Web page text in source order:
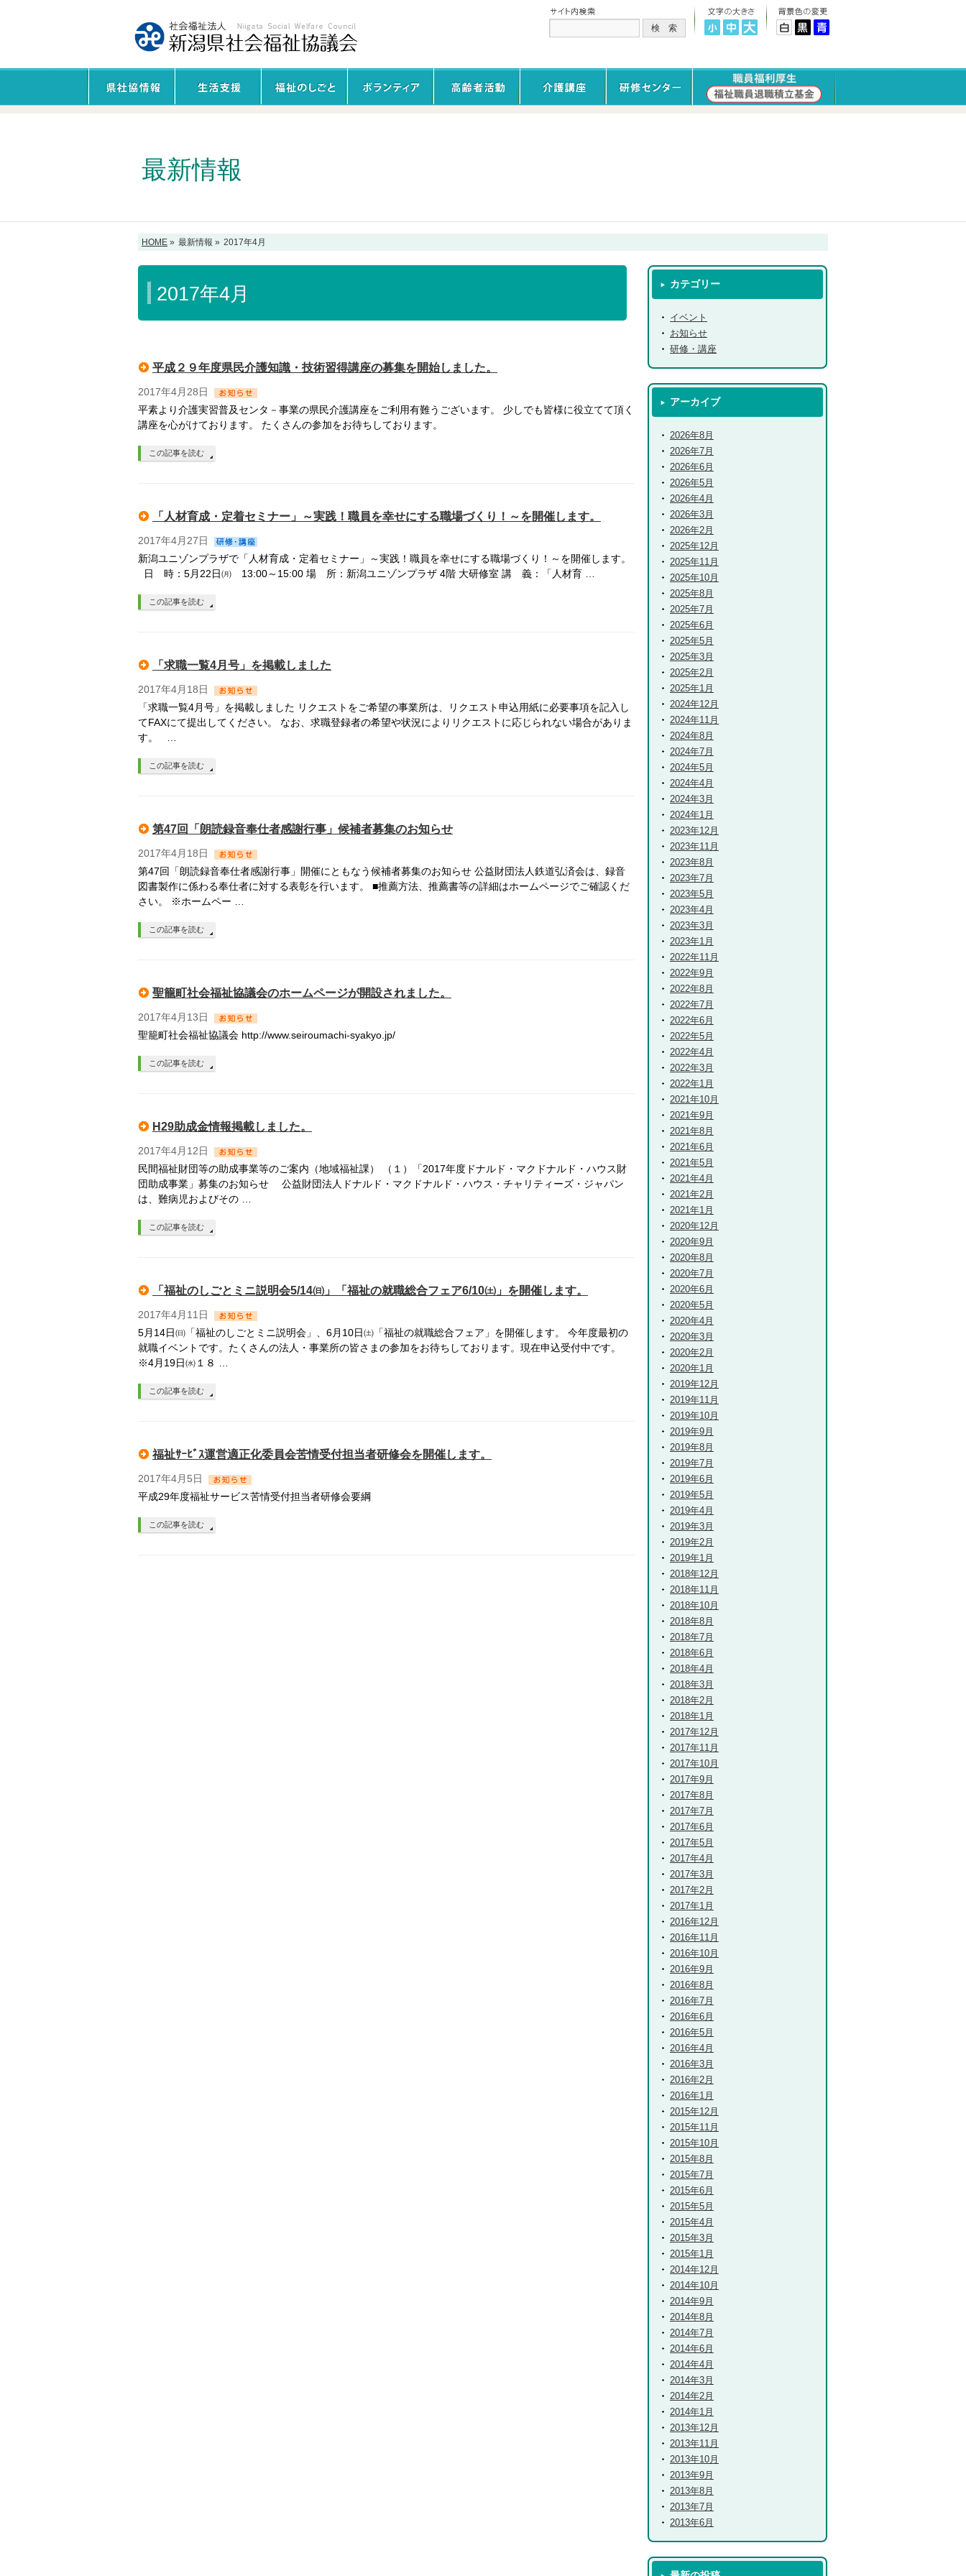
最新情報
HOME » 最新情報 » 2017年4月
2017年4月
平成２９年度県民介護知識・技術習得講座の募集を開始しました。
2017年4月28日
平素より介護実習普及センタ－事業の県民介護講座をご利用有難うございます。 少しでも皆様に役立てて頂く
講座を心がけております。 たくさんの参加をお待ちしております。
この記事を読む
「人材育成・定着セミナー」～実践！職員を幸せにする職場づくり！～を開催します。
2017年4月27日
新潟ユニゾンプラザで「人材育成・定着セミナー」～実践！職員を幸せにする職場づくり！～を開催します。
日 時：5月22日㈪ 13:00～15:00 場 所：新潟ユニゾンプラザ 4階 大研修室 講 義：「人材育 …
この記事を読む
「求職一覧4月号」を掲載しました
2017年4月18日
「求職一覧4月号」を掲載しました リクエストをご希望の事業所は、リクエスト申込用紙に必要事項を記入し
てFAXにて提出してください。 なお、求職登録者の希望や状況によりリクエストに応じられない場合がありま
す。 …
この記事を読む
第47回「朗読録音奉仕者感謝行事」候補者募集のお知らせ
2017年4月18日
第47回「朗読録音奉仕者感謝行事」開催にともなう候補者募集のお知らせ 公益財団法人鉄道弘済会は、録音
図書製作に係わる奉仕者に対する表彰を行います。 ■推薦方法、推薦書等の詳細はホームページでご確認くだ
さい。 ※ホームペー …
この記事を読む
聖籠町社会福祉協議会のホームページが開設されました。
2017年4月13日
聖籠町社会福祉協議会 http://www.seiroumachi-syakyo.jp/
この記事を読む
H29助成金情報掲載しました。
2017年4月12日
民間福祉財団等の助成事業等のご案内（地域福祉課） （１）「2017年度ドナルド・マクドナルド・ハウス財
団助成事業」募集のお知らせ 公益財団法人ドナルド・マクドナルド・ハウス・チャリティーズ・ジャパン
は、難病児およびその …
この記事を読む
「福祉のしごとミニ説明会5/14㈰」「福祉の就職総合フェア6/10㈯」を開催します。
2017年4月11日
5月14日㈰「福祉のしごとミニ説明会」、6月10日㈯「福祉の就職総合フェア」を開催します。 今年度最初の
就職イベントです。たくさんの法人・事業所の皆さまの参加をお待ちしております。現在申込受付中です。
※4月19日㈬１８ …
この記事を読む
福祉ｻｰﾋﾞｽ運営適正化委員会苦情受付担当者研修会を開催します。
2017年4月5日
平成29年度福祉サービス苦情受付担当者研修会要綱
この記事を読む
カテゴリー
イベント
お知らせ
研修・講座
アーカイブ
2026年8月
2026年7月
2026年6月
2026年5月
2026年4月
2026年3月
2026年2月
2025年12月
2025年11月
2025年10月
2025年8月
2025年7月
2025年6月
2025年5月
2025年3月
2025年2月
2025年1月
2024年12月
2024年11月
2024年8月
2024年7月
2024年5月
2024年4月
2024年3月
2024年1月
2023年12月
2023年11月
2023年8月
2023年7月
2023年5月
2023年4月
2023年3月
2023年1月
2022年11月
2022年9月
2022年8月
2022年7月
2022年6月
2022年5月
2022年4月
2022年3月
2022年1月
2021年10月
2021年9月
2021年8月
2021年6月
2021年5月
2021年4月
2021年2月
2021年1月
2020年12月
2020年9月
2020年8月
2020年7月
2020年6月
2020年5月
2020年4月
2020年3月
2020年2月
2020年1月
2019年12月
2019年11月
2019年10月
2019年9月
2019年8月
2019年7月
2019年6月
2019年5月
2019年4月
2019年3月
2019年2月
2019年1月
2018年12月
2018年11月
2018年10月
2018年8月
2018年7月
2018年6月
2018年4月
2018年3月
2018年2月
2018年1月
2017年12月
2017年11月
2017年10月
2017年9月
2017年8月
2017年7月
2017年6月
2017年5月
2017年4月
2017年3月
2017年2月
2017年1月
2016年12月
2016年11月
2016年10月
2016年9月
2016年8月
2016年7月
2016年6月
2016年5月
2016年4月
2016年3月
2016年2月
2016年1月
2015年12月
2015年11月
2015年10月
2015年8月
2015年7月
2015年6月
2015年5月
2015年4月
2015年3月
2015年1月
2014年12月
2014年10月
2014年9月
2014年8月
2014年7月
2014年6月
2014年4月
2014年3月
2014年2月
2014年1月
2013年12月
2013年11月
2013年10月
2013年9月
2013年8月
2013年7月
2013年6月